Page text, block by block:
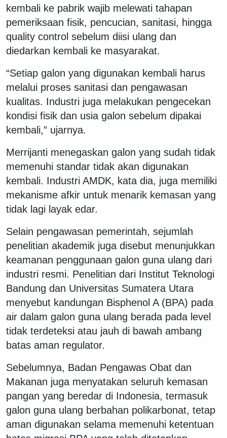
kembali ke pabrik wajib melewati tahapan
pemeriksaan fisik, pencucian, sanitasi, hingga
quality control sebelum diisi ulang dan
diedarkan kembali ke masyarakat.
“Setiap galon yang digunakan kembali harus
melalui proses sanitasi dan pengawasan
kualitas. Industri juga melakukan pengecekan
kondisi fisik dan usia galon sebelum dipakai
kembali,” ujarnya.
Merrijanti menegaskan galon yang sudah tidak
memenuhi standar tidak akan digunakan
kembali. Industri AMDK, kata dia, juga memiliki
mekanisme afkir untuk menarik kemasan yang
tidak lagi layak edar.
Selain pengawasan pemerintah, sejumlah
penelitian akademik juga disebut menunjukkan
keamanan penggunaan galon guna ulang dari
industri resmi. Penelitian dari Institut Teknologi
Bandung dan Universitas Sumatera Utara
menyebut kandungan Bisphenol A (BPA) pada
air dalam galon guna ulang berada pada level
tidak terdeteksi atau jauh di bawah ambang
batas aman regulator.
Sebelumnya, Badan Pengawas Obat dan
Makanan juga menyatakan seluruh kemasan
pangan yang beredar di Indonesia, termasuk
galon guna ulang berbahan polikarbonat, tetap
aman digunakan selama memenuhi ketentuan